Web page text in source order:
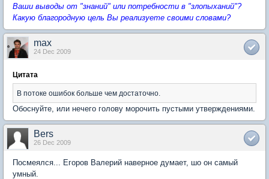
Ваши выводы от "знаний" или потребности в "злопыханий"?
Какую благородную цель Вы реализуете своими словами?
max
24 Dec 2009
Цитата
В потоке ошибок больше чем достаточно.
Обоснуйте, или нечего голову морочить пустыми утверждениями.
Bers
26 Dec 2009
Посмеялся... Егоров Валерий наверное думает, шо он самый
умный.